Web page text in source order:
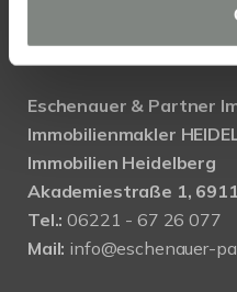
KONTAKT
Eschenauer & Partner
Immobilienmakler
Immobilien Heidelberg
Akademiestraße 1,
Tel.:06221 - 67 26 077
Mail: info@eschenauer-